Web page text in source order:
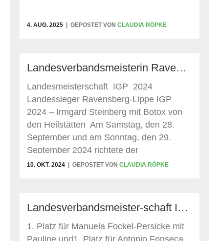
4. AUG. 2025 GEPOSTET VON CLAUDIA RÖPKE
Landesverbandsmeisterin Ravensberg – Lippe GHS – IGP 3 – 2024 ist Irmgard Steinberg mit Botox
Landesmeisterschaft IGP 2024
Landessieger Ravensberg-Lippe IGP
2024 – Irmgard Steinberg mit Botox von
den Heilstätten Am Samstag, den 28.
September und am Sonntag, den 29.
September 2024 richtete der
Mitgliedsverein GHSV Blomberg e.V. mit
Blomberg, die diesjährige
Landesverbandsmeisterschaft des LV
Ravensberg-Lippe im
Gebrauchshundsport aus. Das DVG
10. OKT. 2024 GEPOSTET VON CLAUDIA RÖPKE
Landesverbandsmeister-schaft IFH 2 mit zwei 1. Plätzen
1. Platz für Manuela Fockel-Persicke mit
Pauline und1. Platz für Antonio Fonseca